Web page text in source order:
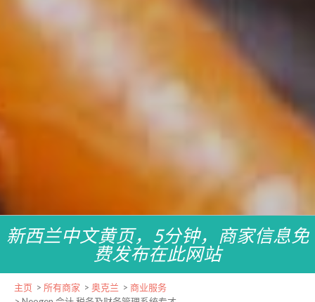
新西兰中文黄页，5分钟，商家信息免
费发布在此网站
主页 > 所有商家 > 奥克兰 > 商业服务